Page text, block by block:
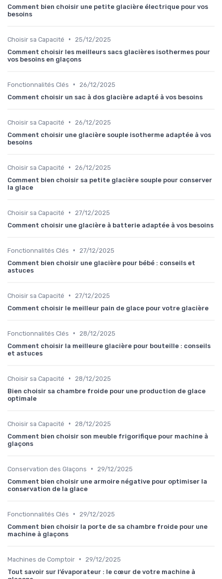
Comment bien choisir une petite glacière électrique pour vos
besoins
Choisir sa Capacité •
25/12/2025
Comment choisir les meilleurs sacs glacières isothermes pour
vos besoins en glaçons
Fonctionnalités Clés •
26/12/2025
Comment choisir un sac à dos glacière adapté à vos besoins
Choisir sa Capacité •
26/12/2025
Comment choisir une glacière souple isotherme adaptée à vos
besoins
Choisir sa Capacité •
26/12/2025
Comment bien choisir sa petite glacière souple pour conserver
la glace
Choisir sa Capacité •
27/12/2025
Comment choisir une glacière à batterie adaptée à vos besoins
Fonctionnalités Clés •
27/12/2025
Comment bien choisir une glacière pour bébé : conseils et
astuces
Choisir sa Capacité •
27/12/2025
Comment choisir le meilleur pain de glace pour votre glacière
Fonctionnalités Clés •
28/12/2025
Comment choisir la meilleure glacière pour bouteille : conseils
et astuces
Choisir sa Capacité •
28/12/2025
Bien choisir sa chambre froide pour une production de glace
optimale
Choisir sa Capacité •
28/12/2025
Comment bien choisir son meuble frigorifique pour machine à
glaçons
Conservation des Glaçons •
29/12/2025
Comment bien choisir une armoire négative pour optimiser la
conservation de la glace
Fonctionnalités Clés •
29/12/2025
Comment bien choisir la porte de sa chambre froide pour une
machine à glaçons
Machines de Comptoir •
29/12/2025
Tout savoir sur l’évaporateur : le cœur de votre machine à